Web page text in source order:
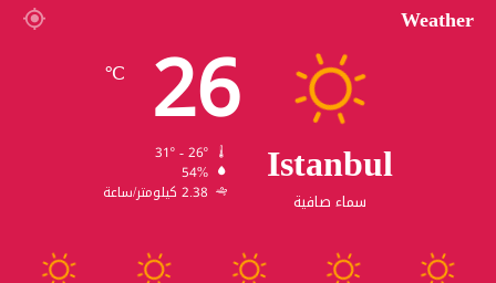
Weather
Istanbul
سماء صافية
26
℃
54%
2.38 كيلومتر/ساعة